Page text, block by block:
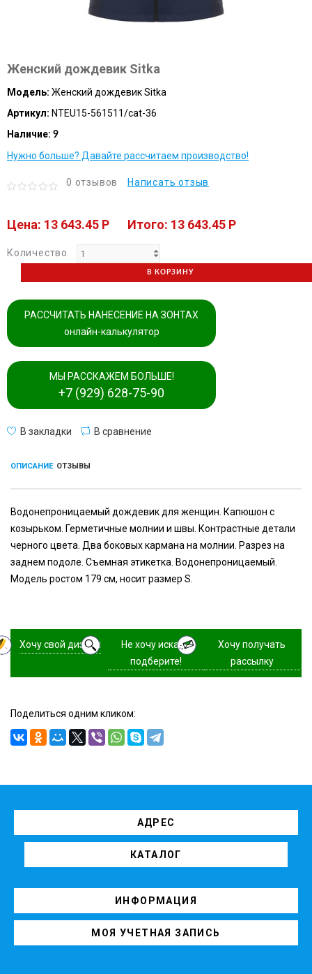
Женский дождевик Sitka
Модель: Женский дождевик Sitka
Артикул: NTEU15-561511/cat-36
Наличие: 9
Нужно больше? Давайте рассчитаем производство!
0 отзывов Написать отзыв
Цена: 13 643.45 P Итого: 13 643.45 P
Количество
В КОРЗИНУ
РАССЧИТАТЬ НАНЕСЕНИЕ НА ЗОНТАХ
онлайн-калькулятор
МЫ РАССКАЖЕМ БОЛЬШЕ!
+7 (929) 628-75-90
В закладки В сравнение
ОПИСАНИЕ ОТЗЫВЫ
Водонепроницаемый дождевик для женщин. Капюшон с
козырьком. Герметичные молнии и швы. Контрастные детали
черного цвета. Два боковых кармана на молнии. Разрез на
заднем подоле. Съемная этикетка. Водонепроницаемый.
Модель ростом 179 см, носит размер S.
Хочу свой дизайн
Не хочу искать,
подберите!
Хочу получать
рассылку
Поделиться одним кликом:
АДРЕС
КАТАЛОГ
ИНФОРМАЦИЯ
МОЯ УЧЕТНАЯ ЗАПИСЬ